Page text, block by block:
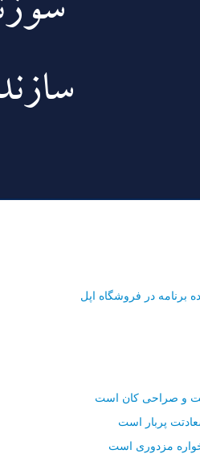
برنامه در فروشگاه اپل
و صراحی کان است
پربار است
مزدوری است